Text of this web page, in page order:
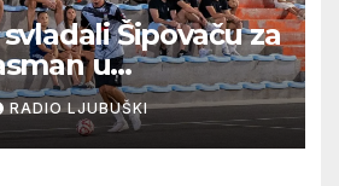
Šipovaču za
u
Grab izborio
Klobuk ispao,
četvrtfinale
RADIO LJUBUŠKI